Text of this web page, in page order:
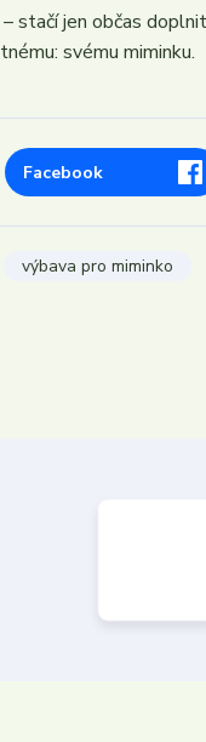
stačí jen občas
svému miminku.
Facebook
výbava pro miminko